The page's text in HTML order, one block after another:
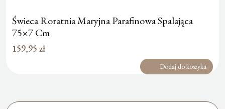
Świeca Roratnia Maryjna Parafinowa Spalająca
75×7 Cm
159,95 zł
Dodaj do koszyka